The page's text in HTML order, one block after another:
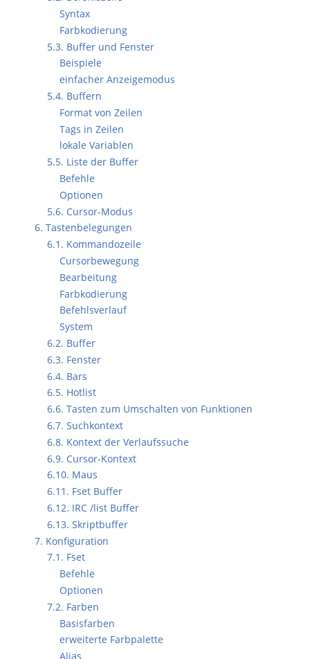
Syntax
Farbkodierung
5.3. Buffer und Fenster
Beispiele
einfacher Anzeigemodus
5.4. Buffern
Format von Zeilen
Tags in Zeilen
lokale Variablen
5.5. Liste der Buffer
Befehle
Optionen
5.6. Cursor-Modus
6. Tastenbelegungen
6.1. Kommandozeile
Cursorbewegung
Bearbeitung
Farbkodierung
Befehlsverlauf
System
6.2. Buffer
6.3. Fenster
6.4. Bars
6.5. Hotlist
6.6. Tasten zum Umschalten von Funktionen
6.7. Suchkontext
6.8. Kontext der Verlaufssuche
6.9. Cursor-Kontext
6.10. Maus
6.11. Fset Buffer
6.12. IRC /list Buffer
6.13. Skriptbuffer
7. Konfiguration
7.1. Fset
Befehle
Optionen
7.2. Farben
Basisfarben
erweiterte Farbpalette
Alias